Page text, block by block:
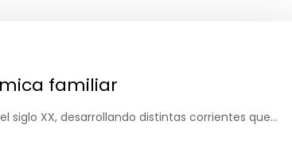
familiar
siglo XX, desarrollando distintas corrientes que…